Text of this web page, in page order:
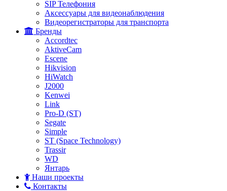
SIP Телефония
Аксессуары для видеонаблюдения
Видеорегистраторы для транспорта
Бренды
Accordtec
AktiveCam
Escene
Hikvision
HiWatch
J2000
Kenwei
Link
Pro-D (ST)
Segate
Simple
ST (Space Technology)
Trassir
WD
Янтарь
Наши проекты
Контакты